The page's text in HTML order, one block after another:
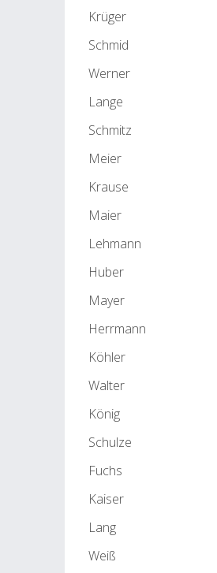
Krüger
Schmid
Werner
Lange
Schmitz
Meier
Krause
Maier
Lehmann
Huber
Mayer
Herrmann
Köhler
Walter
König
Schulze
Fuchs
Kaiser
Lang
Weiß